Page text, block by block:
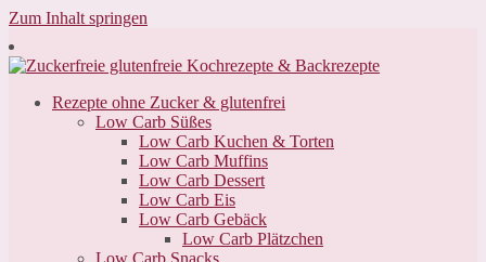
Zum Inhalt springen
Rezepte ohne Zucker & glutenfrei
Low Carb Süßes
Low Carb Kuchen & Torten
Low Carb Muffins
Low Carb Dessert
Low Carb Eis
Low Carb Gebäck
Low Carb Plätzchen
Low Carb Snacks